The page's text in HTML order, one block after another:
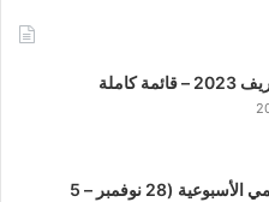
كاملة
نشرة أخبار الأنمي الأسبوعية (28 نوفمبر – 5